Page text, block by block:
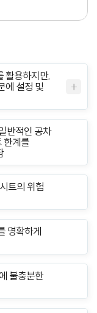
활용하지만,
에 설정 및
반적인 공차
한계를
트의 위험
명확하게
불충분한